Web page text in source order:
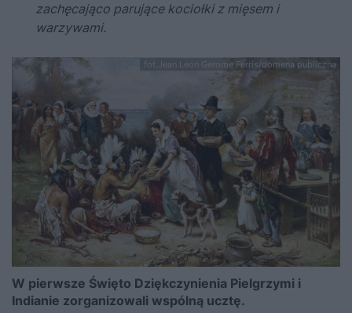
zachęcająco parujące kociołki z mięsem i
warzywami.
fot.Jean Leon Gerome Ferris/domena publiczna
W pierwsze Święto Dziękczynienia Pielgrzymi i
Indianie zorganizowali wspólną ucztę.